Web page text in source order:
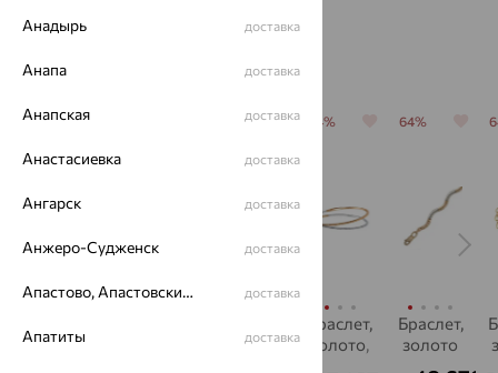
Похожие изделия
64%
золото,
70%
золото,
64%
браслет,
золото,
64%
Браслет,
золото
Анадырь доставка
Анапа доставка
Анапская доставка
Анастасиевка доставка
Ангарск доставка
Анжеро-Судженск доставка
Апастово, Апастовский район доставка
Апатиты доставка